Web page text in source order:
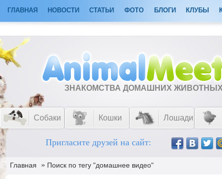
ГЛАВНАЯ НОВОСТИ СТАТЬИ ФОТО БЛОГИ КЛУБЫ
ЗНАКОМСТВА ДОМАШНИХ
Собаки Кошки Лошади
Пригласите друзей на сайт:
Главная » Поиск по тегу "домашнее видео"